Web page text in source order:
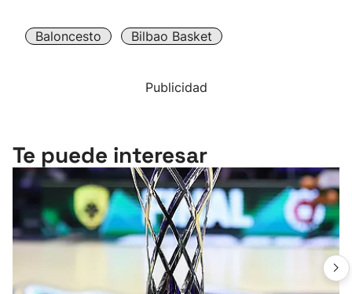
Baloncesto Bilbao Basket
Publicidad
Te puede interesar